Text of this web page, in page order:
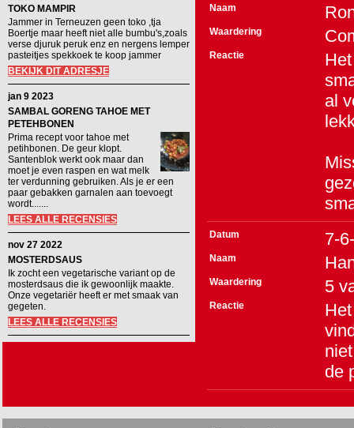
TOKO MAMPIR
Jammer in Terneuzen geen toko ,tja
Boertje maar heeft niet alle bumbu's,zoals
verse djuruk peruk enz en nergens lemper
pasteitjes spekkoek te koop jammer
BEKIJK DIT ADRESJE
jan 9 2023
SAMBAL GORENG TAHOE MET
PETEHBONEN
Prima recept voor tahoe met
petihbonen. De geur klopt.
Santenblok werkt ook maar dan
moet je even raspen en wat melk
ter verdunning gebruiken. Als je er een
paar gebakken garnalen aan toevoegt
wordt.......
LEES ALLE RECENSIES
nov 27 2022
MOSTERDSAUS
Ik zocht een vegetarische variant op de
mosterdsaus die ik gewoonlijk maakte.
Onze vegetariër heeft er met smaak van
gegeten.
LEES ALLE RECENSIES
Naam
Waardering
Reactie
al
Datum 7-
Naam
Waardering 5
Reactie
de